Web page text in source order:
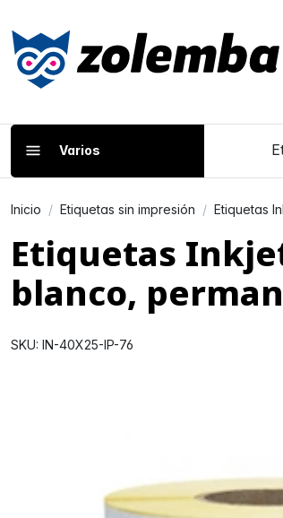
Varios
Inicio Etiquetas sin impresión Etiquetas
Etiquetas
blanco,
SKU: IN-40X25-IP-76